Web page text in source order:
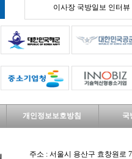
이사장 국방일보 인터뷰
개인정보보호방침 국
주소 : 서울시 용산구 효창원로